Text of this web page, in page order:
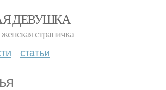
ДЕВУШКА
страничка
статьи